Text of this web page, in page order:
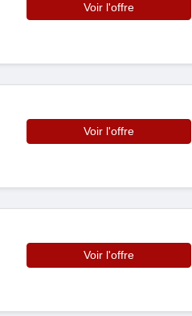
Voir l'offre
Voir l'offre
Voir l'offre